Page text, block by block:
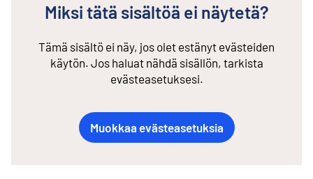
Miksi tätä sisältöä ei näytetä?
Tämä sisältö ei näy, jos olet estänyt evästeiden
käytön. Jos haluat nähdä sisällön, tarkista
evästeasetuksesi.
Muokkaa evästeasetuksia